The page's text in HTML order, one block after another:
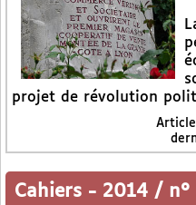
projet de révolution
Cahiers - 2014 / n°